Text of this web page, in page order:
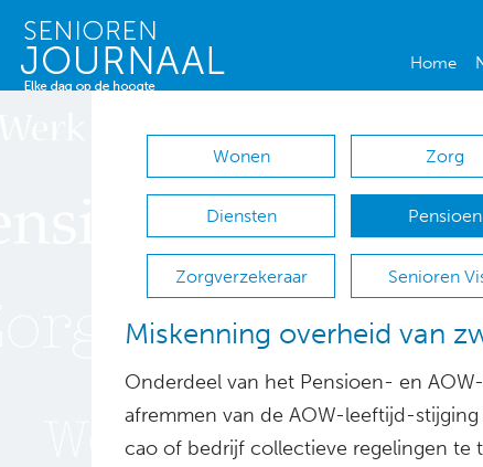
Home
Wonen Zorg
Diensten Pensioen
Zorgverzekeraar Senioren
Miskenning overheid van
Onderdeel van het Pensioen- en
afremmen van de AOW-leeftijd-
cao of bedrijf collectieve regelingen te